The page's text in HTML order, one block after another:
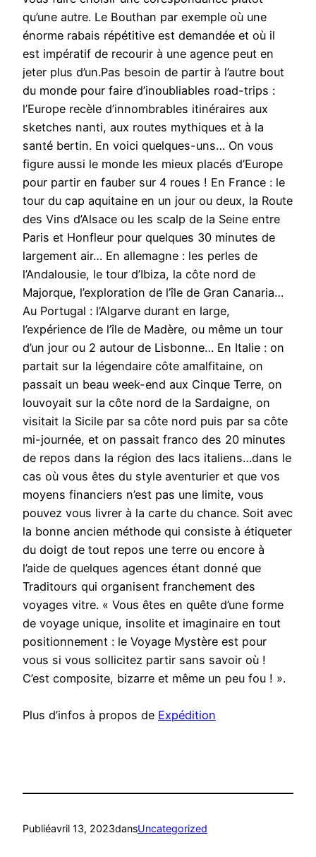
qu’une autre. Le Bouthan par exemple où une
énorme rabais répétitive est demandée et où il
est impératif de recourir à une agence peut en
jeter plus d’un.Pas besoin de partir à l’autre bout
du monde pour faire d’inoubliables road-trips :
l’Europe recèle d’innombrables itinéraires aux
sketches nanti, aux routes mythiques et à la
santé bertin. En voici quelques-uns… On vous
figure aussi le monde les mieux placés d’Europe
pour partir en fauber sur 4 roues ! En France : le
tour du cap aquitaine en un jour ou deux, la Route
des Vins d’Alsace ou les scalp de la Seine entre
Paris et Honfleur pour quelques 30 minutes de
largement air… En allemagne : les perles de
l’Andalousie, le tour d’Ibiza, la côte nord de
Majorque, l’exploration de l’île de Gran Canaria…
Au Portugal : l’Algarve durant en large,
l’expérience de l’île de Madère, ou même un tour
d’un jour ou 2 autour de Lisbonne… En Italie : on
partait sur la légendaire côte amalfitaine, on
passait un beau week-end aux Cinque Terre, on
louvoyait sur la côte nord de la Sardaigne, on
visitait la Sicile par sa côte nord puis par sa côte
mi-journée, et on passait franco des 20 minutes
de repos dans la région des lacs italiens…dans le
cas où vous êtes du style aventurier et que vos
moyens financiers n’est pas une limite, vous
pouvez vous livrer à la carte du chance. Soit avec
la bonne ancien méthode qui consiste à étiqueter
du doigt de tout repos une terre ou encore à
l’aide de quelques agences étant donné que
Traditours qui organisent franchement des
voyages vitre. « Vous êtes en quête d’une forme
de voyage unique, insolite et imaginaire en tout
positionnement : le Voyage Mystère est pour
vous si vous sollicitez partir sans savoir où !
C’est composite, bizarre et même un peu fou ! ».
Plus d’infos à propos de Expédition
Publiéavril 13, 2023dansUncategorized